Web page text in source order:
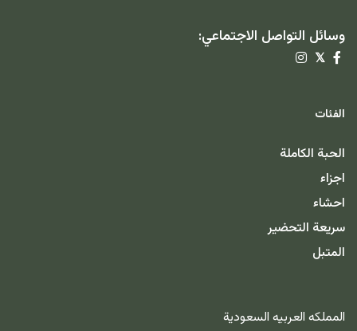
وسائل التواصل الاجتماعي:
𝕏
الفئات
الحبة الكاملة
اجزاء
احشاء
سريعة التحضير
المتبل
المملكه العربيه السعودية